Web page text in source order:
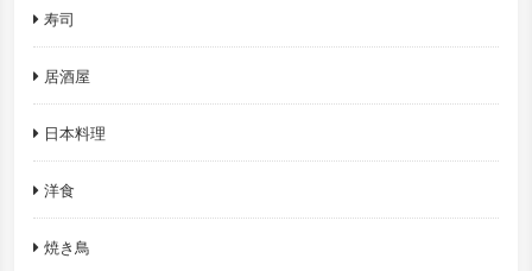
寿司
居酒屋
日本料理
洋食
焼き鳥